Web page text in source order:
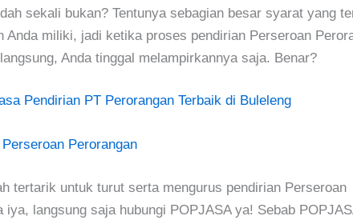
sekali bukan? Tentunya sebagian besar syarat yang
Anda miliki, jadi ketika proses pendirian Perseroan
Anda tinggal melampirkannya saja. Benar?
Pendirian PT Perorangan Terbaik di Buleleng
Perorangan
tertarik untuk turut serta mengurus pendirian Perseroan
iya, langsung saja hubungi POPJASA ya! Sebab